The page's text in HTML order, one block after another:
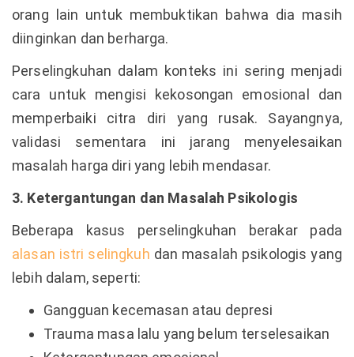
orang lain untuk membuktikan bahwa dia masih
diinginkan dan berharga.
Perselingkuhan dalam konteks ini sering menjadi
cara untuk mengisi kekosongan emosional dan
memperbaiki citra diri yang rusak. Sayangnya,
validasi sementara ini jarang menyelesaikan
masalah harga diri yang lebih mendasar.
3. Ketergantungan dan Masalah Psikologis
Beberapa kasus perselingkuhan berakar pada
alasan istri selingkuh dan masalah psikologis yang
lebih dalam, seperti:
Gangguan kecemasan atau depresi
Trauma masa lalu yang belum terselesaikan